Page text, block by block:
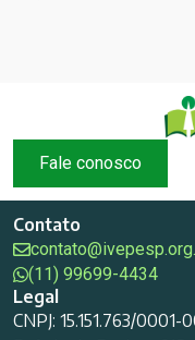
Fale conosco
Contato
(11) 99699-4434
Legal
CNPJ: 15.151.763/0001-